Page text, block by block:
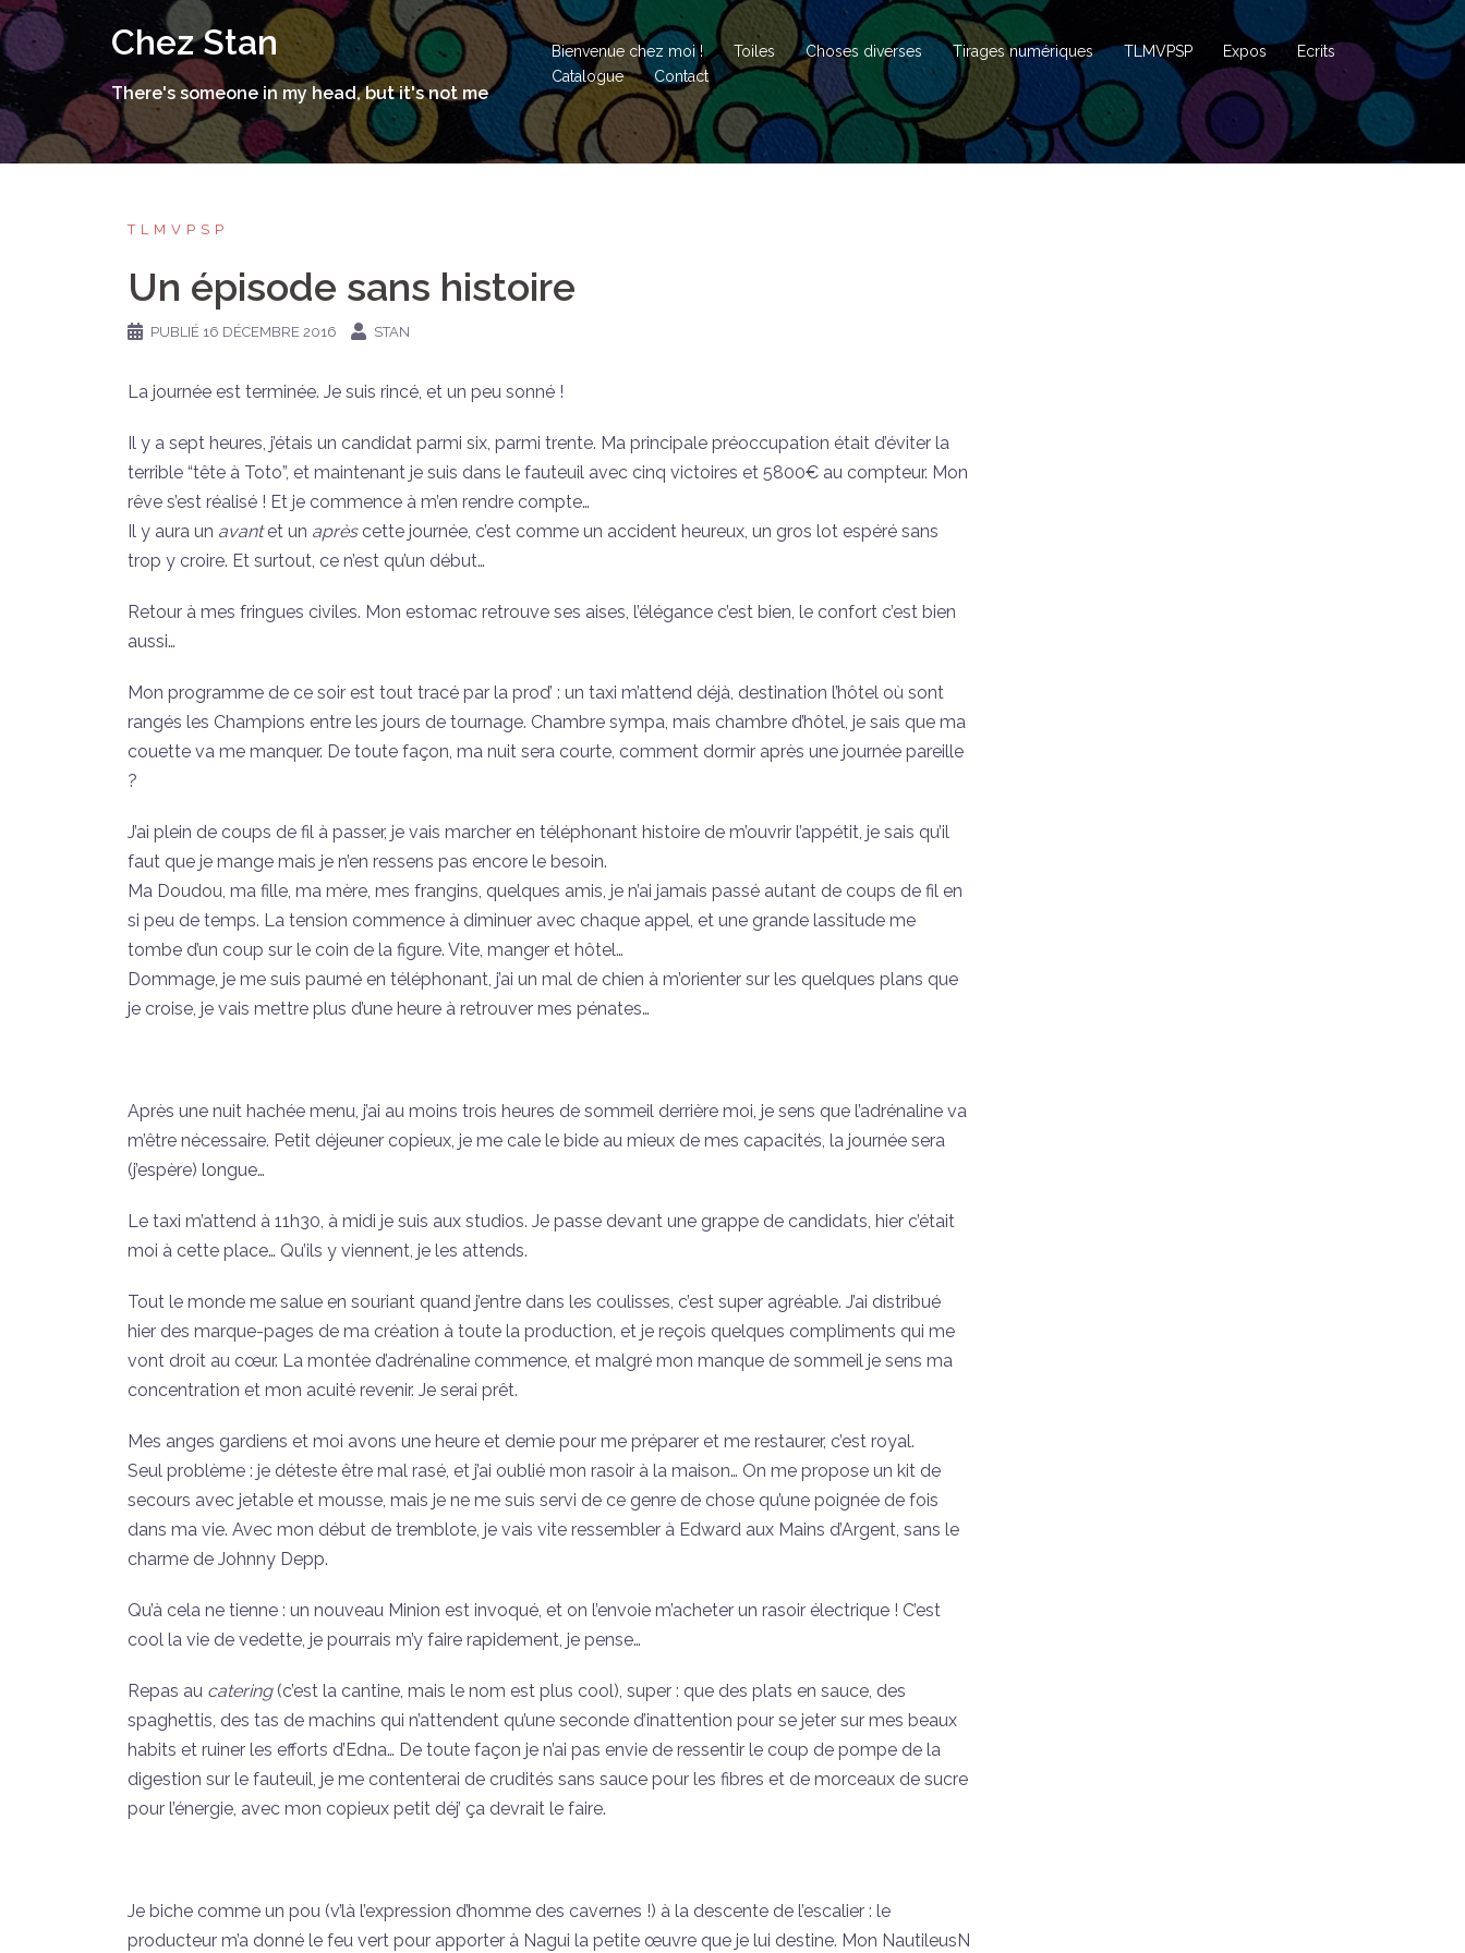
Aller
au
contenu
Chez Stan
There's someone in my head, but it's not me
Bienvenue chez moi ! Toiles Choses diverses Tirages numériques TLMVPSP Expos
Ecrits
Catalogue
Contact
TLMVPSP
Un épisode sans histoire
PUBLIÉ 16 DÉCEMBRE 2016 STAN
La journée est terminée. Je suis rincé, et un peu sonné !
Il y a sept heures, j’étais un candidat parmi six, parmi trente. Ma principale préoccupation était d’éviter la
terrible “tête à Toto”, et maintenant je suis dans le fauteuil avec cinq victoires et 5800€ au compteur. Mon
rêve s’est réalisé ! Et je commence à m’en rendre compte…
Il y aura un avantet un aprèscette journée, c’est comme un accident heureux, un gros lot espéré sans
trop y croire. Et surtout, ce n’est qu’un début…
Retour à mes fringues civiles. Mon estomac retrouve ses aises, l’élégance c’est bien, le confort c’est bien
aussi…
Mon programme de ce soir est tout tracé par la prod’ : un taxi m’attend déjà, destination l’hôtel où sont
rangés les Champions entre les jours de tournage. Chambre sympa, mais chambre d’hôtel, je sais que ma
couette va me manquer. De toute façon, ma nuit sera courte, comment dormir après une journée pareille
?
J’ai plein de coups de fil à passer, je vais marcher en téléphonant histoire de m’ouvrir l’appétit, je sais qu’il
faut que je mange mais je n’en ressens pas encore le besoin.
Ma Doudou, ma fille, ma mère, mes frangins, quelques amis, je n’ai jamais passé autant de coups de fil en
si peu de temps. La tension commence à diminuer avec chaque appel, et une grande lassitude me
tombe d’un coup sur le coin de la figure. Vite, manger et hôtel…
Dommage, je me suis paumé en téléphonant, j’ai un mal de chien à m’orienter sur les quelques plans que
je croise, je vais mettre plus d’une heure à retrouver mes pénates…
Après une nuit hachée menu, j’ai au moins trois heures de sommeil derrière moi, je sens que l’adrénaline va
m’être nécessaire. Petit déjeuner copieux, je me cale le bide au mieux de mes capacités, la journée sera
(j’espère) longue…
Le taxi m’attend à 11h30, à midi je suis aux studios. Je passe devant une grappe de candidats, hier c’était
moi à cette place… Qu’ils y viennent, je les attends.
Tout le monde me salue en souriant quand j’entre dans les coulisses, c’est super agréable. J’ai distribué
hier des marque-pages de ma création à toute la production, et je reçois quelques compliments qui me
vont droit au cœur. La montée d’adrénaline commence, et malgré mon manque de sommeil je sens ma
concentration et mon acuité revenir. Je serai prêt.
Mes anges gardiens et moi avons une heure et demie pour me préparer et me restaurer, c’est royal.
Seul problème : je déteste être mal rasé, et j’ai oublié mon rasoir à la maison… On me propose un kit de
secours avec jetable et mousse, mais je ne me suis servi de ce genre de chose qu’une poignée de fois
dans ma vie. Avec mon début de tremblote, je vais vite ressembler à Edward aux Mains d’Argent, sans le
charme de Johnny Depp.
Qu’à cela ne tienne : un nouveau Minion est invoqué, et on l’envoie m’acheter un rasoir électrique ! C’est
cool la vie de vedette, je pourrais m’y faire rapidement, je pense…
Repas au catering(c’est la cantine, mais le nom est plus cool), super : que des plats en sauce, des
spaghettis, des tas de machins qui n’attendent qu’une seconde d’inattention pour se jeter sur mes beaux
habits et ruiner les efforts d’Edna… De toute façon je n’ai pas envie de ressentir le coup de pompe de la
digestion sur le fauteuil, je me contenterai de crudités sans sauce pour les fibres et de morceaux de sucre
pour l’énergie, avec mon copieux petit déj’ ça devrait le faire.
Je biche comme un pou (v’là l’expression d’homme des cavernes !) à la descente de l’escalier : le
producteur m’a donné le feu vert pour apporter à Nagui la petite œuvre que je lui destine. Mon NautileusN